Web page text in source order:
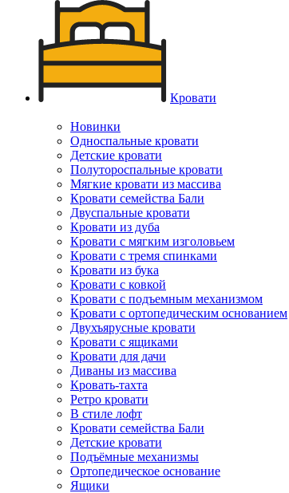
Кровати
Новинки
Односпальные кровати
Детские кровати
Полутороспальные кровати
Мягкие кровати из массива
Кровати семейства Бали
Двуспальные кровати
Кровати из дуба
Кровати с мягким изголовьем
Кровати с тремя спинками
Кровати из бука
Кровати с ковкой
Кровати с подъемным механизмом
Кровати с ортопедическим основанием
Двухъярусные кровати
Кровати с ящиками
Кровати для дачи
Диваны из массива
Кровать-тахта
Ретро кровати
В стиле лофт
Кровати семейства Бали
Детские кровати
Подъёмные механизмы
Ортопедическое основание
Ящики